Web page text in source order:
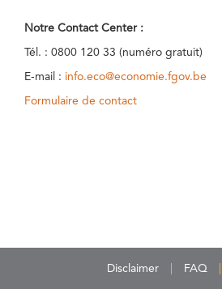
Notre Contact Center :
Tél. : 0800 120 33 (numéro gratuit)
E-mail : info.eco@economie.fgov.be
Formulaire de contact
Disclaimer FAQ